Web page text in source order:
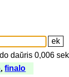
daŭris 0,006
,finalo